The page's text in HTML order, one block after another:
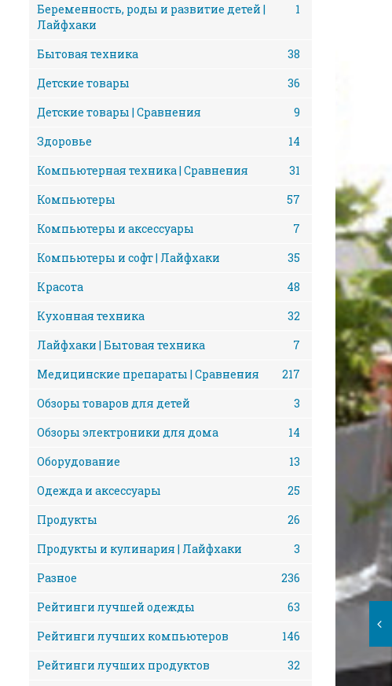
Беременность, роды и развитие детей |
Лайфхаки
1
Бытовая техника
38
Детские товары
36
Детские товары | Сравнения
9
Здоровье
14
Компьютерная техника | Сравнения
31
Компьютеры
57
Компьютеры и аксессуары
7
Компьютеры и софт | Лайфхаки
35
Красота
48
Кухонная техника
32
Лайфхаки | Бытовая техника
7
Медицинские препараты | Сравнения
217
Обзоры товаров для детей
3
Обзоры электроники для дома
14
Оборудование
13
Одежда и аксессуары
25
Продукты
26
Продукты и кулинария | Лайфхаки
3
Разное
236
Рейтинги лучшей одежды
63
Рейтинги лучших компьютеров
146
Рейтинги лучших продуктов
32